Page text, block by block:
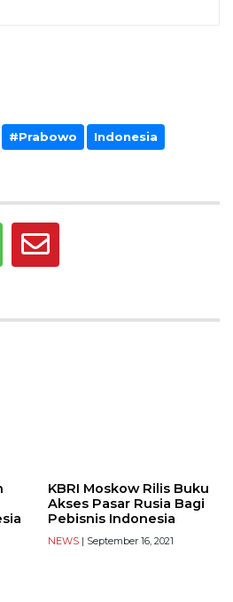
#Prabowo Indonesia
KBRI Moskow Rilis Buku
Akses Pasar Rusia Bagi
Pebisnis Indonesia
NEWS | September 16, 2021